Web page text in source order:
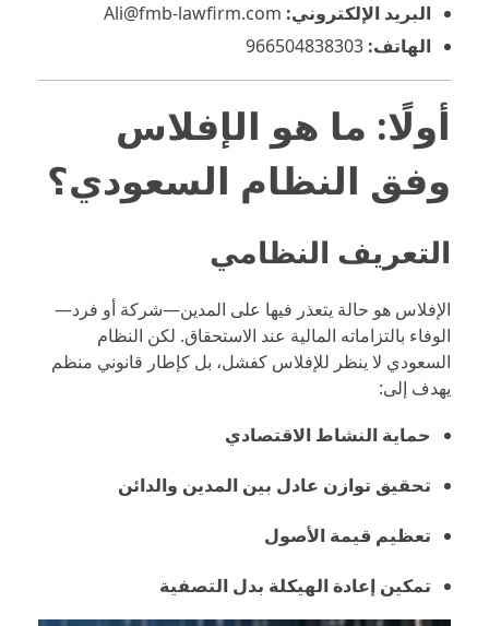
البريد الإلكتروني: Ali@fmb-lawfirm.com
الهاتف:
أولًا: ما هو الإفلاس
وفق النظام السعودي؟
التعريف النظامي
الإفلاس هو حالة يتعذر فيها على المدين—شركة أو فرد—
الوفاء بالتزاماته المالية عند الاستحقاق. لكن النظام
السعودي لا ينظر للإفلاس كفشل، بل كإطار قانوني منظم
يهدف إلى:
حماية النشاط الاقتصادي
تحقيق توازن عادل بين المدين والدائن
تعظيم قيمة الأصول
تمكين إعادة الهيكلة بدل التصفية